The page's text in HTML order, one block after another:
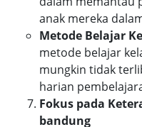
anak mereka
Metode Belajar
metode belajar
mungkin tidak
harian
Fokus pada
bandung